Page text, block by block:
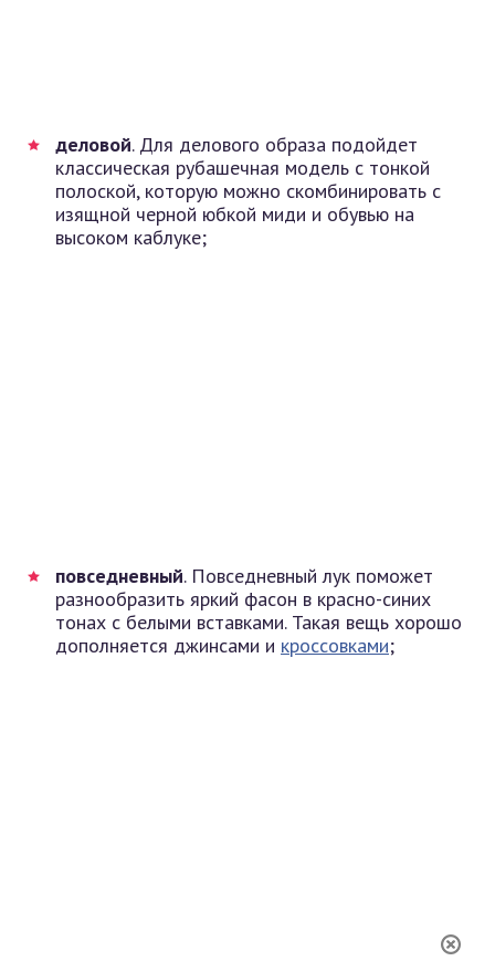
деловой. Для делового образа подойдет
классическая рубашечная модель с тонкой
полоской, которую можно скомбинировать с
изящной черной юбкой миди и обувью на
высоком каблуке;
повседневный. Повседневный лук поможет
разнообразить яркий фасон в красно-синих
тонах с белыми вставками. Такая вещь хорошо
дополняется джинсами и кроссовками;